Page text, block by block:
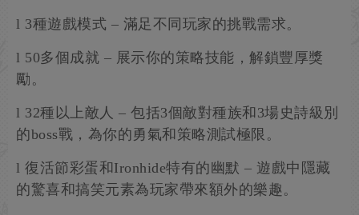
l 3種遊戲模式 – 滿足不同玩家的挑戰需求。
l 50多個成就 – 展示你的策略技能，解鎖豐厚獎
勵。
l 32種以上敵人 – 包括3個敵對種族和3場史詩級別
的boss戰，為你的勇氣和策略測試極限。
l 復活節彩蛋和Ironhide特有的幽默 – 遊戲中隱藏
的驚喜和搞笑元素為玩家帶來額外的樂趣。